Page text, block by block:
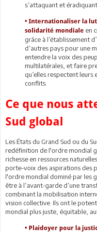
s’attaquant et
• Internationaliser la
solidarité mondiale en
grâce à l’établissement
d’autres pays pour une
entendre la voix des
multilatérales, et faire
qu’elles respectent leurs
conflits.
Ce que nous
Sud global
Les États du Grand Sud ou du
redéfinition de l'ordre mondial
richesse en ressources
porte-voix des aspirations des
l'ordre mondial dominé par les
être à l’avant-garde d’une
combinant la mobilisation
vision collective. Ils ont le
mondial plus juste, équitable,
• Plaidoyer pour la